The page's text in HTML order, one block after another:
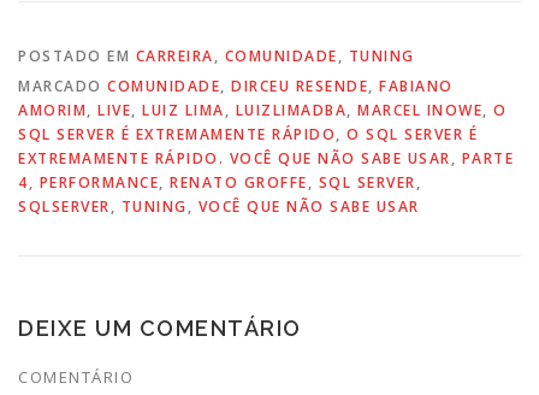
POSTADO EM CARREIRA, COMUNIDADE, TUNING
MARCADO COMUNIDADE, DIRCEU RESENDE, FABIANO
AMORIM, LIVE, LUIZ LIMA, LUIZLIMADBA, MARCEL INOWE, O
SQL SERVER É EXTREMAMENTE RÁPIDO, O SQL SERVER É
EXTREMAMENTE RÁPIDO. VOCÊ QUE NÃO SABE USAR, PARTE
4, PERFORMANCE, RENATO GROFFE, SQL SERVER,
SQLSERVER, TUNING , VOCÊ QUE NÃO SABE USAR
DEIXE UM COMENTÁRIO
COMENTÁRIO